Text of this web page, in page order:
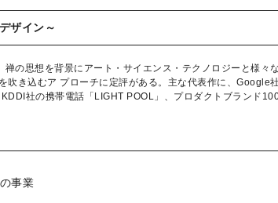
ザイン～
の思想を背景にアート・サイエンス・テクノロジーと様々
吹き込むア プローチに定評がある。主な代表作に、
社の携帯電話「LIGHT POOL」、プロダクトブランド
事業